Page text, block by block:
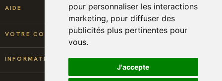
pour personnaliser les interactions
marketing, pour diffuser des
publicités plus pertinentes pour
vous.
J'accepte
AIDE
VOTRE COMPTE
INFORMATIONS